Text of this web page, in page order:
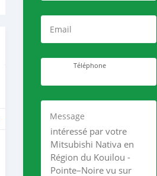
Email
Téléphone
Message